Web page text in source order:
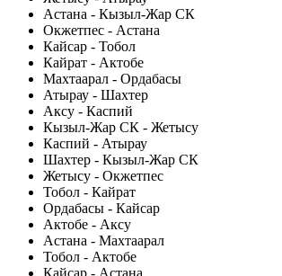
Астана - Кызыл-Жар СК
Окжетпес - Астана
Кайсар - Тобол
Кайрат - Актобе
Махтаарал - Ордабасы
Атырау - Шахтер
Аксу - Каспий
Кызыл-Жар СК - Жетысу
Каспий - Атырау
Шахтер - Кызыл-Жар СК
Жетысу - Окжетпес
Тобол - Кайрат
Ордабасы - Кайсар
Актобе - Аксу
Астана - Махтаарал
Тобол - Актобе